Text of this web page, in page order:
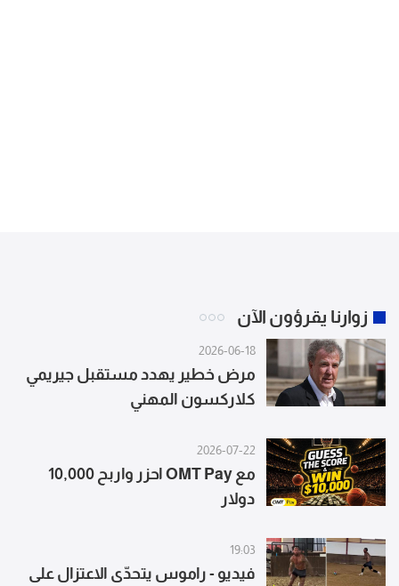
زوارنا يقرؤون الآن
2026-06-18
مرض خطير يهدد مستقبل جيريمي
كلاركسون المهني
2026-07-22
مع OMT Pay احزر واربح 10,000
دولار
19:03
فيديو - راموس يتحدّى الاعتزال على